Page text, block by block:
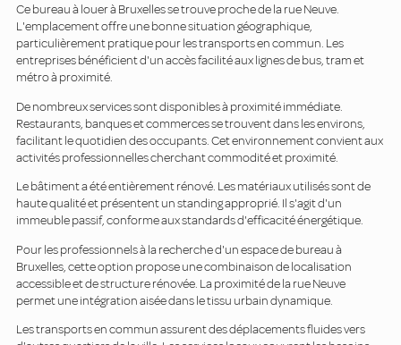
Ce bureau à louer à Bruxelles se trouve proche de la rue Neuve.
L'emplacement offre une bonne situation géographique,
particulièrement pratique pour les transports en commun. Les
entreprises bénéficient d'un accès facilité aux lignes de bus, tram et
métro à proximité.
De nombreux services sont disponibles à proximité immédiate.
Restaurants, banques et commerces se trouvent dans les environs,
facilitant le quotidien des occupants. Cet environnement convient aux
activités professionnelles cherchant commodité et proximité.
Le bâtiment a été entièrement rénové. Les matériaux utilisés sont de
haute qualité et présentent un standing approprié. Il s'agit d'un
immeuble passif, conforme aux standards d'efficacité énergétique.
Pour les professionnels à la recherche d'un espace de bureau à
Bruxelles, cette option propose une combinaison de localisation
accessible et de structure rénovée. La proximité de la rue Neuve
permet une intégration aisée dans le tissu urbain dynamique.
Les transports en commun assurent des déplacements fluides vers